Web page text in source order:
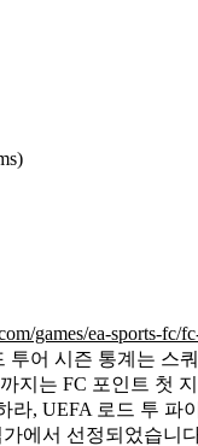
games/ea-sports-fc/
투어 시즌 통계는
지는 FC 포인트 첫
라, UEFA 로드 투 파
에서 선정되었습니